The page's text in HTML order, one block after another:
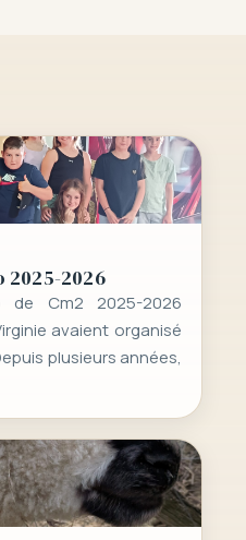
2025-2026
Cm2 2025-2026
avaient organisé
plusieurs années,